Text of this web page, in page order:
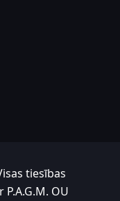
tiesības
P.A.G.M. OU